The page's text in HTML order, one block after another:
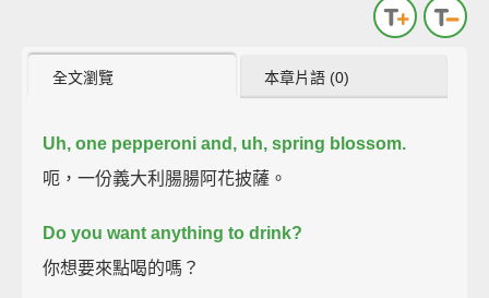
全文瀏覽 本章片語 (0)
Uh, one pepperoni and, uh, spring blossom.
呃，一份義大利腸腸阿花披薩。
Do you want anything to drink?
你想要來點喝的嗎？